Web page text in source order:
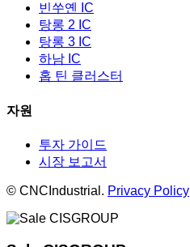
빈쑤옌 IC
탕롱 2 IC
탕롱 3 IC
하남 IC
홉 틴 클러스터
자원
투자 가이드
시장 보고서
© CNCIndustrial. Privacy Policy